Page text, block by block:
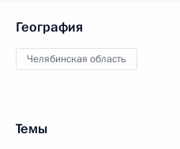
География
Челябинская область
Темы